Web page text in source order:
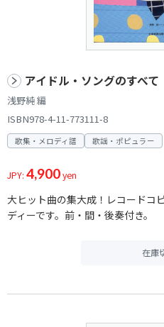
アイドル・ソングのすべ
浅野純 編
ISBN978-4-11-773111-8
歌集・メロディ譜 歌謡・ポピュラー
JPY: 4,900yen
大ヒット曲の集大成！レコードコ
ディーです。前・間・後奏付き。
在庫